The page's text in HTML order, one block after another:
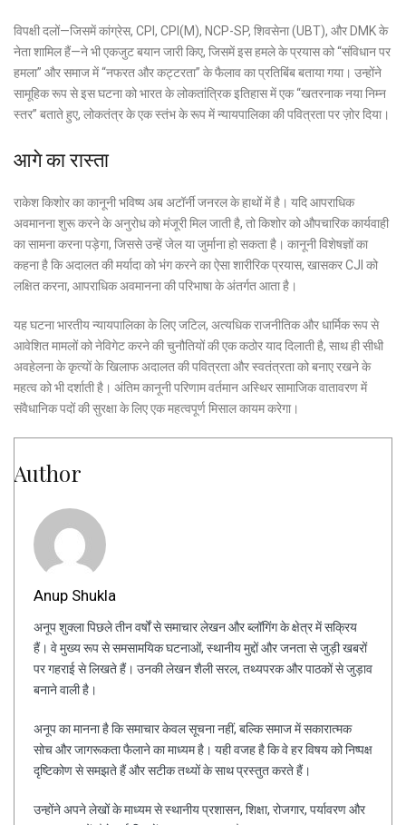
विपक्षी दलों—जिसमें कांग्रेस, CPI, CPI(M), NCP-SP, शिवसेना (UBT), और DMK के
नेता शामिल हैं—ने भी एकजुट बयान जारी किए, जिसमें इस हमले के प्रयास को“संविधान पर
हमला” और समाज में “नफरत और कट्टरता” के फैलाव का प्रतिबिंब बताया गया। उन्होंने
सामूहिक रूप से इस घटना को भारत के लोकतांत्रिक इतिहास में एक “खतरनाक नया निम्न
स्तर” बताते हुए, लोकतंत्र के एक स्तंभ के रूप में न्यायपालिका की पवित्रता पर ज़ोर दिया।
आगे का रास्ता
राकेश किशोर का कानूनी भविष्य अब अटॉर्नी जनरल के हाथों में है। यदि आपराधिक
अवमानना ​​शुरू करने के अनुरोध को मंजूरी मिल जाती है, तो किशोर को औपचारिक कार्यवाही
का सामना करना पड़ेगा, जिससे उन्हें जेल या जुर्माना हो सकता है। कानूनी विशेषज्ञों का
कहना है कि अदालत की मर्यादा को भंग करने का ऐसा शारीरिक प्रयास, खासकर CJI को
लक्षित करना, आपराधिक अवमानना ​​की परिभाषा के अंतर्गत आता है।
यह घटना भारतीय न्यायपालिका के लिए जटिल, अत्यधिक राजनीतिक और धार्मिक रूप से
आवेशित मामलों को नेविगेट करने की चुनौतियों की एक कठोर याद दिलाती है, साथ ही सीधी
अवहेलना के कृत्यों के खिलाफ अदालत की पवित्रता और स्वतंत्रता को बनाए रखने के
महत्व को भी दर्शाती है। अंतिम कानूनी परिणाम वर्तमान अस्थिर सामाजिक वातावरण में
संवैधानिक पदों की सुरक्षा के लिए एक महत्वपूर्ण मिसाल कायम करेगा।
Author
Anup Shukla
अनूप शुक्ला पिछले तीन वर्षों से समाचार लेखन और ब्लॉगिंग के क्षेत्र में सक्रिय
हैं। वे मुख्य रूप से समसामयिक घटनाओं, स्थानीय मुद्दों और जनता से जुड़ी खबरों
पर गहराई से लिखते हैं। उनकी लेखन शैली सरल, तथ्यपरक और पाठकों से जुड़ाव
बनाने वाली है।
अनूप का मानना है कि समाचार केवल सूचना नहीं, बल्कि समाज में सकारात्मक
सोच और जागरूकता फैलाने का माध्यम है। यही वजह है कि वे हर विषय को निष्पक्ष
दृष्टिकोण से समझते हैं और सटीक तथ्यों के साथ प्रस्तुत करते हैं।
उन्होंने अपने लेखों के माध्यम से स्थानीय प्रशासन, शिक्षा, रोजगार, पर्यावरण और